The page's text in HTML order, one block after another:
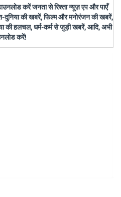
करें जनता से रिश्ता न्यूज़ एप और पाएँ
दुनिया की खबरें, फिल्म और मनोरंजन की खबरें,
की हलचल, धर्म-कर्म से जुड़ी खबरें, आदि, अभी
करें!